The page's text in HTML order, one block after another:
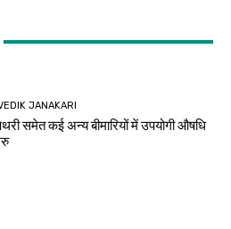
JANAKARI
समेत कई अन्य बीमारियों में उपयोगी औषधि